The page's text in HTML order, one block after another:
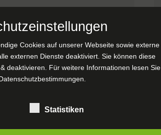
WARENKORB
Cookies auf unserer Webseite sowie externe
externen Dienste deaktiviert. Sie können diese
deaktivieren. Für weitere Informationen lesen Sie
Statistiken